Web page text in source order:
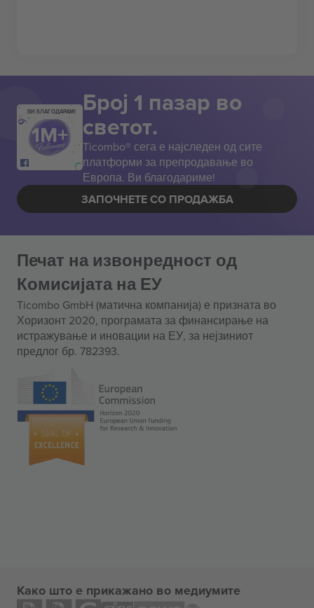
ВИ БЛАГОДАРАМ! Број 1 пазар во
светот.
Ticombo® сега е најследен од сите
платформи за препродавање во
Европа. Ви благодариме!
ЗАПОЧНЕТЕ СО ПРОДАЖБА
Печат на извонредност од
Комисијата на ЕУ
Ticombo GmbH (матична компанија) е призната во
Хоризонт 2020, програмата за финансирање на
истражување и иновации на ЕУ, за нејзиниот
предлог бр. 782393.
Како што е прикажано во медиумите